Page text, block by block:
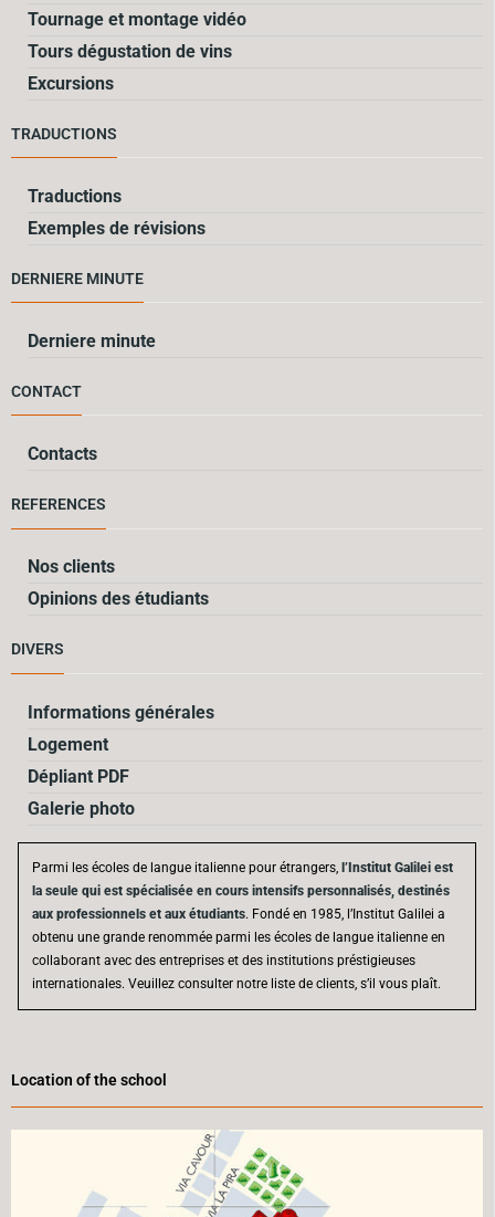
Tournage et montage vidéo
Tours dégustation de vins
Excursions
TRADUCTIONS
Traductions
Exemples de révisions
DERNIERE MINUTE
Derniere minute
CONTACT
Contacts
REFERENCES
Nos clients
Opinions des étudiants
DIVERS
Informations générales
Logement
Dépliant PDF
Galerie photo
Parmi les écoles de langue italienne pour étrangers, l’Institut Galilei est
la seule qui est spécialisée en cours intensifs personnalisés, destinés
aux professionnels et aux étudiants. Fondé en 1985, l’Institut Galilei a
obtenu une grande renommée parmi les écoles de langue italienne en
collaborant avec des entreprises et des institutions préstigieuses
internationales. Veuillez consulter notre liste de clients, s’il vous plaît.
Location of the school